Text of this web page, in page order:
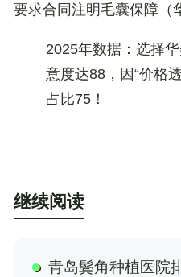
要求合同注明毛囊保障（
2025年数据：选择
意度达88，因“价格
占比75！
继续阅读
青岛鬓角种植医院